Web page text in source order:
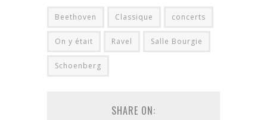
Beethoven Classique concerts
On y était Ravel Salle Bourgie
Schoenberg
SHARE ON: